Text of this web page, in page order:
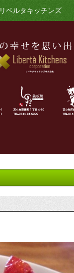
リベルタキッチンズ